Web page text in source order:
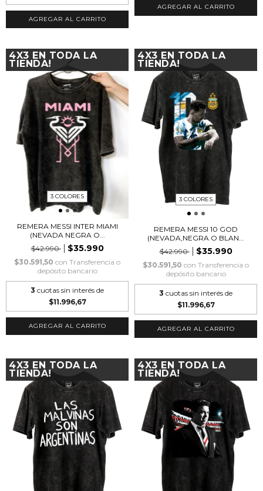
AGREGAR AL CARRITO
AGREGAR AL CARRITO
4X3 EN TODA LA
TIENDA!
3 COLORES
REMERA MESSI INTER MIAMI
(NEVADA NEGRA O...
$42.990
$35.990
$30.591,50 con Transferencia o
depósito bancario
3 cuotas sin interés de
$11.996,67
AGREGAR AL CARRITO
4X3 EN TODA LA
TIENDA!
3 COLORES
REMERA MESSI 10 GOD
(NEVADA,NEGRA O BLAN...
$42.990
$35.990
$30.591,50 con Transferencia o
depósito bancario
3 cuotas sin interés de
$11.996,67
AGREGAR AL CARRITO
4X3 EN TODA LA
TIENDA!
4X3 EN TODA LA
TIENDA!